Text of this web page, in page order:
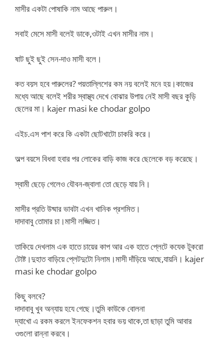
মাসীর একটা পোষাকি নাম আছে পারুল।
সবাই মেসে মাসী বলেই ডাকে,ওটাই এখন মাসীর নাম।
ষাট ছুই ছুই সেন-দাও মাসী বলে।
কত বয়স হবে পারুলের? পয়তাল্লিশের কম নয় বলেই মনে হয়।কাজের
মধ্যে আছে বলেই শরীর স্বাস্থ্য দেখে বোঝার উপায় নেই মাসী বছর কুড়ি
ছেলের মা। kajer masi ke chodar golpo
এইচ.এস পাশ করে কি একটা ছোটখাটো চাকরি করে।
অল্প বয়সে বিধবা হবার পর লোকের বাড়ি কাজ করে ছেলেকে বড় করেছে।
স্বামী ছেড়ে গেলেও যৌবন-জ্বালা তো ছেড়ে যায় নি।
মাসীর প্রতি উষ্মার ভাবটা এখন খানিক প্রশমিত।
দাদাবাবু তোমার চা।মাসী লজ্জিত।
তাকিয়ে দেখলাম এক হাতে চায়ের কাপ আর এক হাতে প্লেটে কযেক টুকরো
টোষ্ট।দুহাত বাড়িয়ে প্লেটদুটো নিলাম।মাসী দাঁড়িয়ে আছে,যায়নি। kajer
masi ke chodar golpo
কিছু বলবে?
দাদাবাবু খুব অন্যায় হযে গেছে।তুমি কাউকে বোলনা
দ্যাখো এ রকম করলে ইনফেকশন হবার ভয় থাকে,তা ছাড়া তুমি আবার
ওগুলো রান্না করবে।